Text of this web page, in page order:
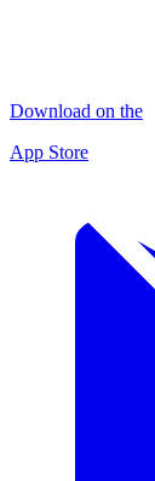
Download on the
App Store